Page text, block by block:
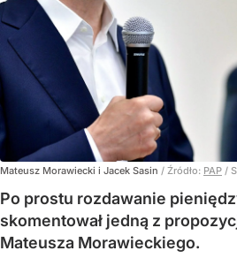
Mateusz Morawiecki i Jacek Sasin / Źródło: PAP /
Po prostu rozdawanie
skomentował jedną z
Mateusza Morawieckiego.